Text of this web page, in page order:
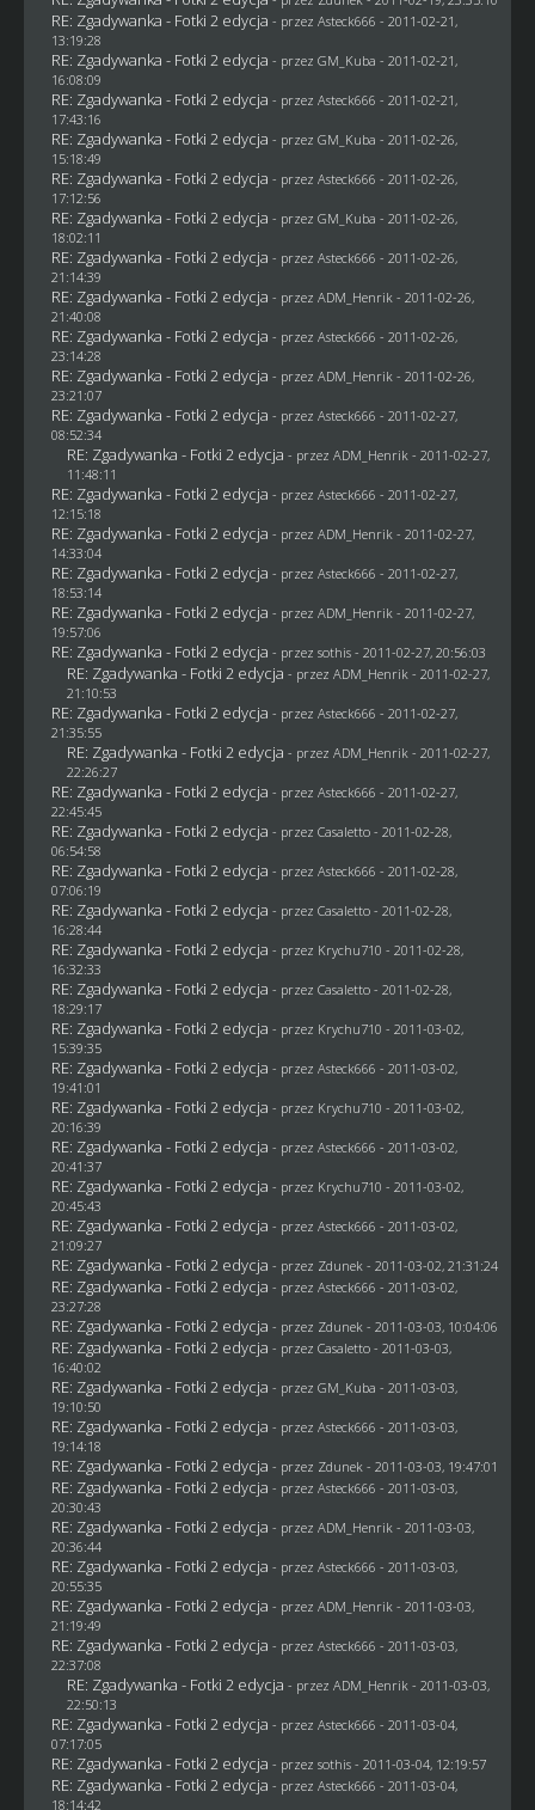
RE: Zgadywanka - Fotki 2 edycja - przez Asteck666 - 2011-02-21,
13:19:28
RE: Zgadywanka - Fotki 2 edycja - przez GM_Kuba - 2011-02-21,
16:08:09
RE: Zgadywanka - Fotki 2 edycja - przez Asteck666 - 2011-02-21,
17:43:16
RE: Zgadywanka - Fotki 2 edycja - przez GM_Kuba - 2011-02-26,
15:18:49
RE: Zgadywanka - Fotki 2 edycja - przez Asteck666 - 2011-02-26,
17:12:56
RE: Zgadywanka - Fotki 2 edycja - przez GM_Kuba - 2011-02-26,
18:02:11
RE: Zgadywanka - Fotki 2 edycja - przez Asteck666 - 2011-02-26,
21:14:39
RE: Zgadywanka - Fotki 2 edycja - przez ADM_Henrik - 2011-02-26,
21:40:08
RE: Zgadywanka - Fotki 2 edycja - przez Asteck666 - 2011-02-26,
23:14:28
RE: Zgadywanka - Fotki 2 edycja - przez ADM_Henrik - 2011-02-26,
23:21:07
RE: Zgadywanka - Fotki 2 edycja - przez Asteck666 - 2011-02-27,
08:52:34
RE: Zgadywanka - Fotki 2 edycja - przez ADM_Henrik - 2011-02-27,
11:48:11
RE: Zgadywanka - Fotki 2 edycja - przez Asteck666 - 2011-02-27,
12:15:18
RE: Zgadywanka - Fotki 2 edycja - przez ADM_Henrik - 2011-02-27,
14:33:04
RE: Zgadywanka - Fotki 2 edycja - przez Asteck666 - 2011-02-27,
18:53:14
RE: Zgadywanka - Fotki 2 edycja - przez ADM_Henrik - 2011-02-27,
19:57:06
RE: Zgadywanka - Fotki 2 edycja - przez sothis- 2011-02-27, 20:56:03
RE: Zgadywanka - Fotki 2 edycja - przez ADM_Henrik - 2011-02-27,
21:10:53
RE: Zgadywanka - Fotki 2 edycja - przez Asteck666 - 2011-02-27,
21:35:55
RE: Zgadywanka - Fotki 2 edycja - przez ADM_Henrik - 2011-02-27,
22:26:27
RE: Zgadywanka - Fotki 2 edycja - przez Asteck666 - 2011-02-27,
22:45:45
RE: Zgadywanka - Fotki 2 edycja - przez Casaletto- 2011-02-28,
06:54:58
RE: Zgadywanka - Fotki 2 edycja - przez Asteck666 - 2011-02-28,
07:06:19
RE: Zgadywanka - Fotki 2 edycja - przez Casaletto- 2011-02-28,
16:28:44
RE: Zgadywanka - Fotki 2 edycja - przez Krychu710 - 2011-02-28,
16:32:33
RE: Zgadywanka - Fotki 2 edycja - przez Casaletto- 2011-02-28,
18:29:17
RE: Zgadywanka - Fotki 2 edycja - przez Krychu710 - 2011-03-02,
15:39:35
RE: Zgadywanka - Fotki 2 edycja - przez Asteck666 - 2011-03-02,
19:41:01
RE: Zgadywanka - Fotki 2 edycja - przez Krychu710 - 2011-03-02,
20:16:39
RE: Zgadywanka - Fotki 2 edycja - przez Asteck666 - 2011-03-02,
20:41:37
RE: Zgadywanka - Fotki 2 edycja - przez Krychu710 - 2011-03-02,
20:45:43
RE: Zgadywanka - Fotki 2 edycja - przez Asteck666 - 2011-03-02,
21:09:27
RE: Zgadywanka - Fotki 2 edycja - przez Zdunek - 2011-03-02, 21:31:24
RE: Zgadywanka - Fotki 2 edycja - przez Asteck666 - 2011-03-02,
23:27:28
RE: Zgadywanka - Fotki 2 edycja - przez Zdunek - 2011-03-03, 10:04:06
RE: Zgadywanka - Fotki 2 edycja - przez Casaletto- 2011-03-03,
16:40:02
RE: Zgadywanka - Fotki 2 edycja - przez GM_Kuba - 2011-03-03,
19:10:50
RE: Zgadywanka - Fotki 2 edycja - przez Asteck666 - 2011-03-03,
19:14:18
RE: Zgadywanka - Fotki 2 edycja - przez Zdunek - 2011-03-03, 19:47:01
RE: Zgadywanka - Fotki 2 edycja - przez Asteck666 - 2011-03-03,
20:30:43
RE: Zgadywanka - Fotki 2 edycja - przez ADM_Henrik - 2011-03-03,
20:36:44
RE: Zgadywanka - Fotki 2 edycja - przez Asteck666 - 2011-03-03,
20:55:35
RE: Zgadywanka - Fotki 2 edycja - przez ADM_Henrik - 2011-03-03,
21:19:49
RE: Zgadywanka - Fotki 2 edycja - przez Asteck666 - 2011-03-03,
22:37:08
RE: Zgadywanka - Fotki 2 edycja - przez ADM_Henrik - 2011-03-03,
22:50:13
RE: Zgadywanka - Fotki 2 edycja - przez Asteck666 - 2011-03-04,
07:17:05
RE: Zgadywanka - Fotki 2 edycja - przez sothis- 2011-03-04, 12:19:57
RE: Zgadywanka - Fotki 2 edycja - przez Asteck666 - 2011-03-04,
18:14:42